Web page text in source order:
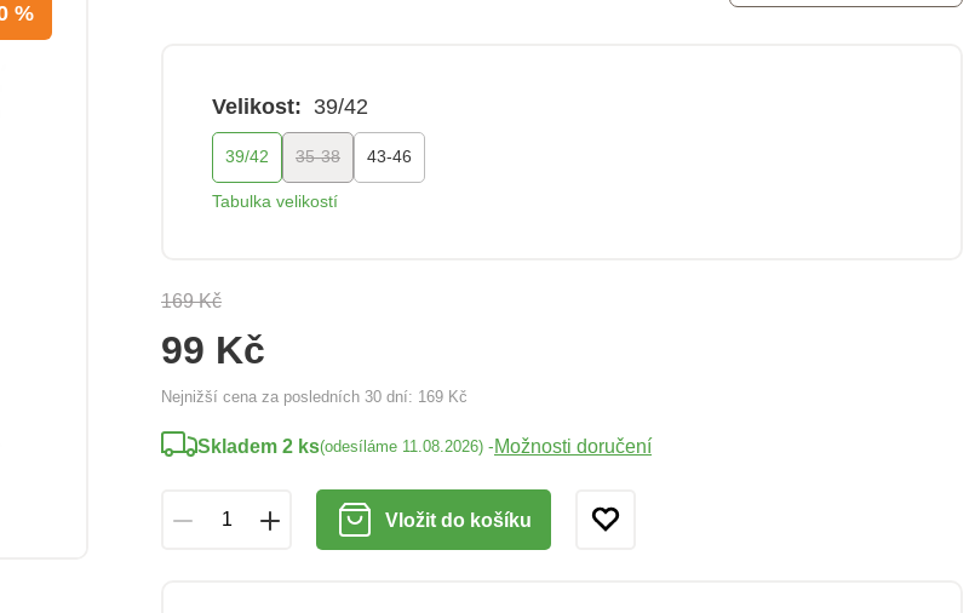
%
Velikost: 39/42
39/42 35-38 43-46
Tabulka velikostí
169 Kč
99 Kč
Nejnižší cena za posledních 30 dní: 169 Kč
Skladem 2 ks(odesíláme 11.08.2026) -Možnosti doručení
Vložit do košíku